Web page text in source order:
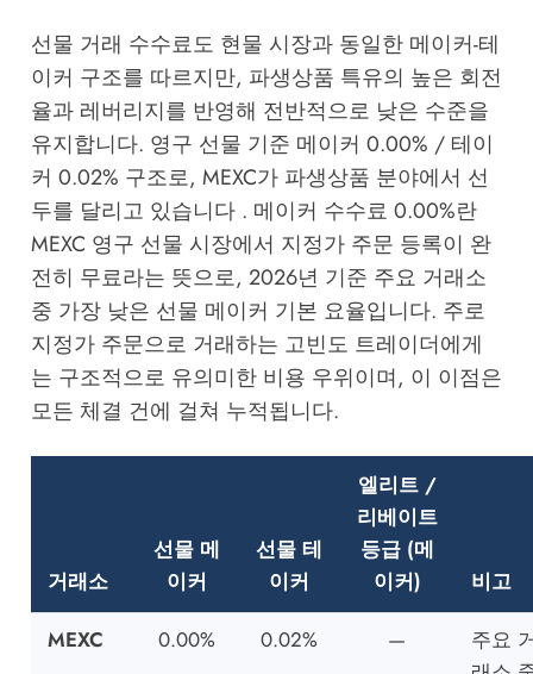
선물 거래 수수료도 현물 시장과 동일한 메이커-테
이커 구조를 따르지만, 파생상품 특유의 높은 회전
율과 레버리지를 반영해 전반적으로 낮은 수준을
유지합니다. 영구 선물 기준 메이커 0.00% / 테이
커 0.02% 구조로, MEXC가 파생상품 분야에서 선
두를 달리고 있습니다 . 메이커 수수료 0.00%란
MEXC 영구 선물 시장에서 지정가 주문 등록이 완
전히 무료라는 뜻으로, 2026년 기준 주요 거래소
중 가장 낮은 선물 메이커 기본 요율입니다. 주로
지정가 주문으로 거래하는 고빈도 트레이더에게
는 구조적으로 유의미한 비용 우위이며, 이 이점은
모든 체결 건에 걸쳐 누적됩니다.
거래소
선물 메
이커
선물 테
이커
엘리트 /
리베이트
등급 (메
이커)
비고
MEXC 0.00% 0.02% —
주요